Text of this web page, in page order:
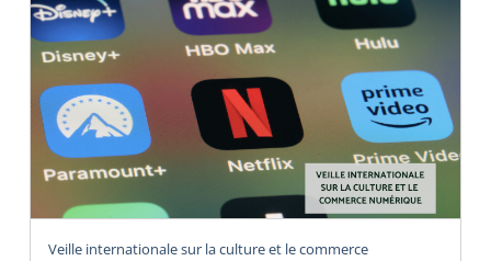
Veille internationale sur la culture et le commerce